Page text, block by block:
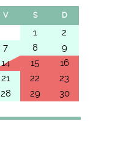
V S D
1
2
7 8
9
14 15
16
21 22
23
28 29
30